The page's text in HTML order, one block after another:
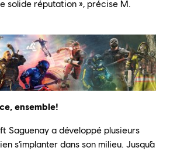
solide réputation », précise M.
ensemble!
Saguenay a développé plusieurs
s’implanter dans son milieu. Jusqu’à